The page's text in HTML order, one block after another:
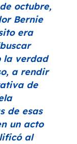
octubre,
Bernie
era
la verdad
a rendir
de
de esas
un acto
al